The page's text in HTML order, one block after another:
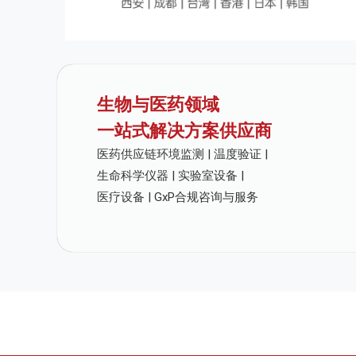
生物与医药领域
一站式解决方案供应商
医药供应链环境监测 | 温度验证 |
生命科学仪器 | 实验室设备 |
医疗设备 | GxP合规咨询与服务